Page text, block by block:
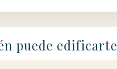
puede edificarte